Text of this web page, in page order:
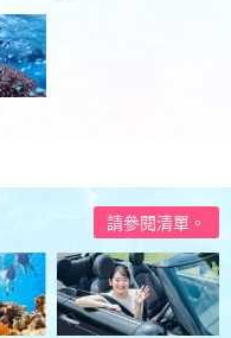
請參閱清單。